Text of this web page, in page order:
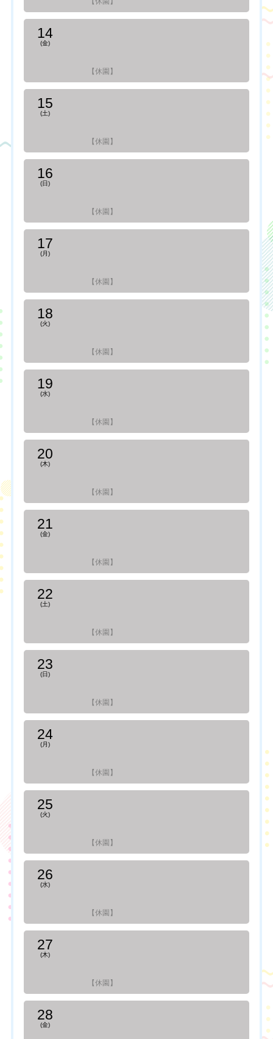
14
(金)
【休園】
15
(土)
【休園】
16
(日)
【休園】
17
(月)
【休園】
18
(火)
【休園】
19
(水)
【休園】
20
(木)
【休園】
21
(金)
【休園】
22
(土)
【休園】
23
(日)
【休園】
24
(月)
【休園】
25
(火)
【休園】
26
(水)
【休園】
27
(木)
【休園】
28
(金)